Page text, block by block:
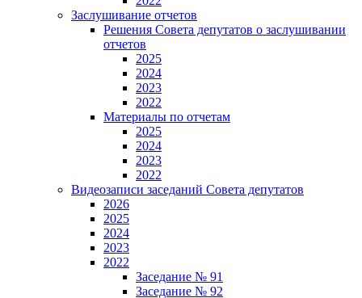
Заслушивание отчетов
Решения Совета депутатов о заслушивании
отчетов
2025
2024
2023
2022
Материалы по отчетам
2025
2024
2023
2022
Видеозаписи заседаний Совета депутатов
2026
2025
2024
2023
2022
Заседание № 91
Заседание № 92